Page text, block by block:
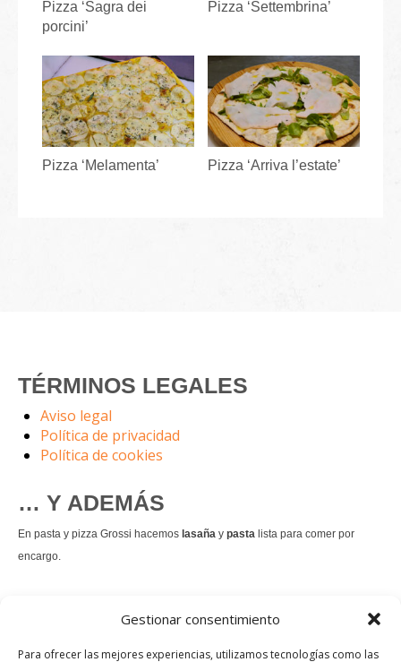
Gestionar consentimiento
Para ofrecer las mejores experiencias, utilizamos tecnologías como las
Pizza ‘Sagra dei
porcini’
Pizza ‘Settembrina’
Pizza ‘Melamenta’ Pizza ‘Arriva l’estate’
TÉRMINOS LEGALES
Aviso legal
Política de privacidad
Política de cookies
… Y ADEMÁS
En pasta y pizza Grossi hacemos lasaña y pasta lista para comer por
encargo.
es un permanente.